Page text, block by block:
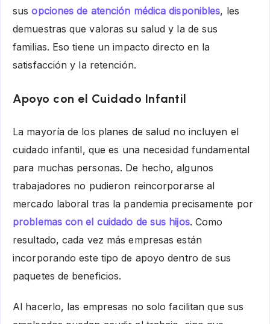
susopciones de atención médica disponibles, les
demuestras que valoras su salud y la de sus
familias. Eso tiene un impacto directo en la
satisfacción y la retención.
Apoyo con el Cuidado Infantil
La mayoría de los planes de salud no incluyen el
cuidado infantil, que es una necesidad fundamental
para muchas personas. De hecho, algunos
trabajadores no pudieron reincorporarse al
mercado laboral tras la pandemia precisamente por
problemas con el cuidado de sus hijos. Como
resultado, cada vez más empresas están
incorporando este tipo de apoyo dentro de sus
paquetes de beneficios.
Al hacerlo, las empresas no solo facilitan que sus